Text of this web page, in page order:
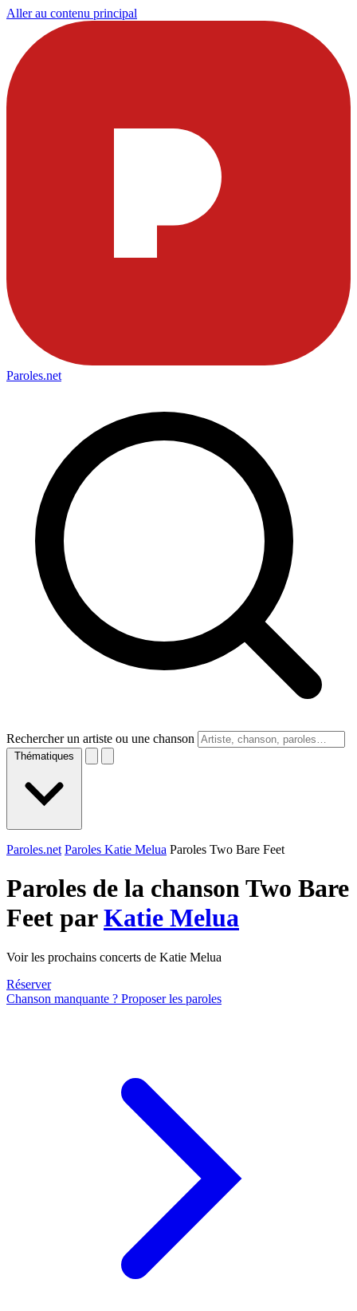
Aller au contenu principal
Paroles.net
Rechercher un artiste ou une chanson
Thématiques
Paroles.net Paroles Katie Melua Paroles Two Bare Feet
Paroles de la chanson Two Bare
Feet parKatie Melua
Voir les prochains concerts de Katie Melua
Réserver
Chanson manquante ? Proposer les paroles